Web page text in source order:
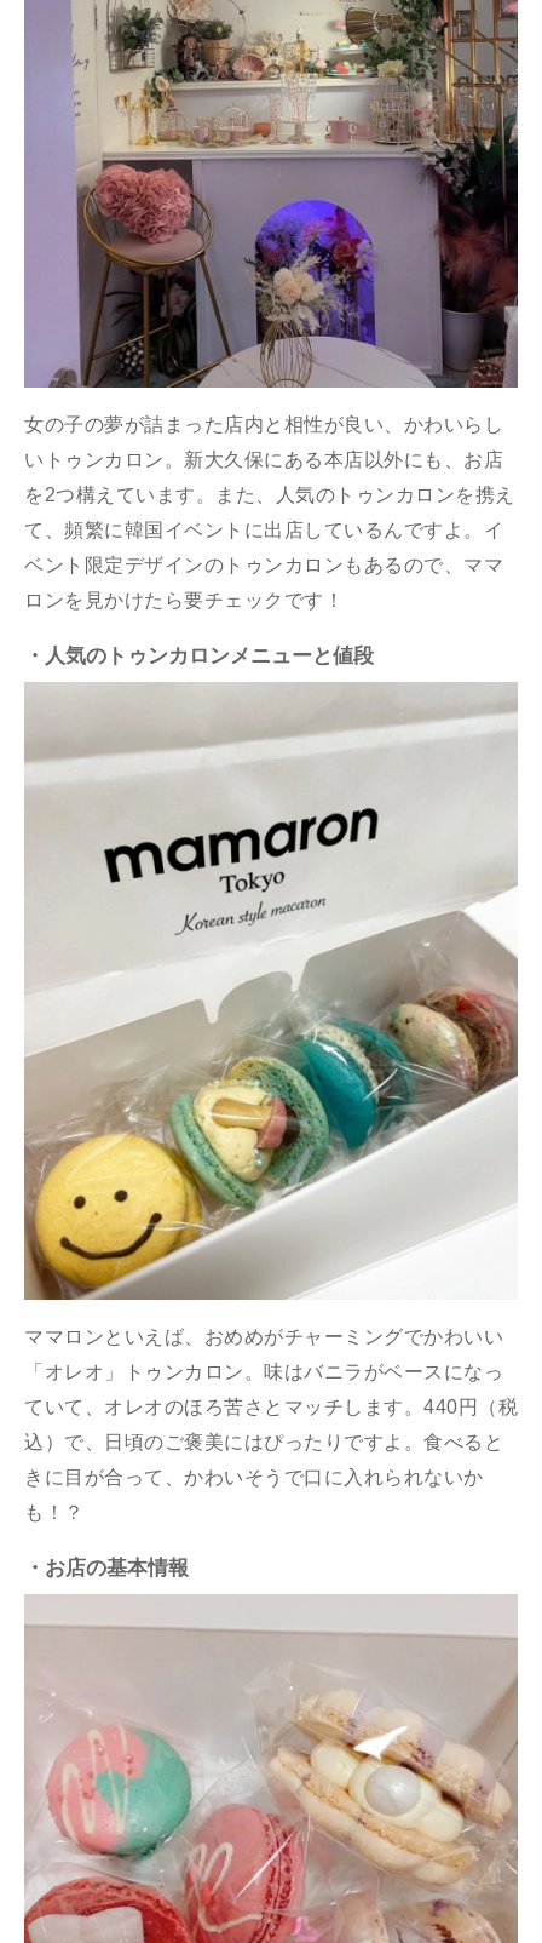
女の子の夢が詰まった店内と相性が良い、かわいらし
いトゥンカロン。新大久保にある本店以外にも、お店
を2つ構えています。また、人気のトゥンカロンを携え
て、頻繁に韓国イベントに出店しているんですよ。イ
ベント限定デザインのトゥンカロンもあるので、ママ
ロンを見かけたら要チェックです！
・人気のトゥンカロンメニューと値段
ママロンといえば、おめめがチャーミングでかわいい
「オレオ」トゥンカロン。味はバニラがベースになっ
ていて、オレオのほろ苦さとマッチします。440円（税
込）で、日頃のご褒美にはぴったりですよ。食べると
きに目が合って、かわいそうで口に入れられないか
も！？
・お店の基本情報